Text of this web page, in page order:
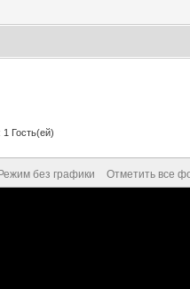
Гость(ей)
Режим без графики Отметить все